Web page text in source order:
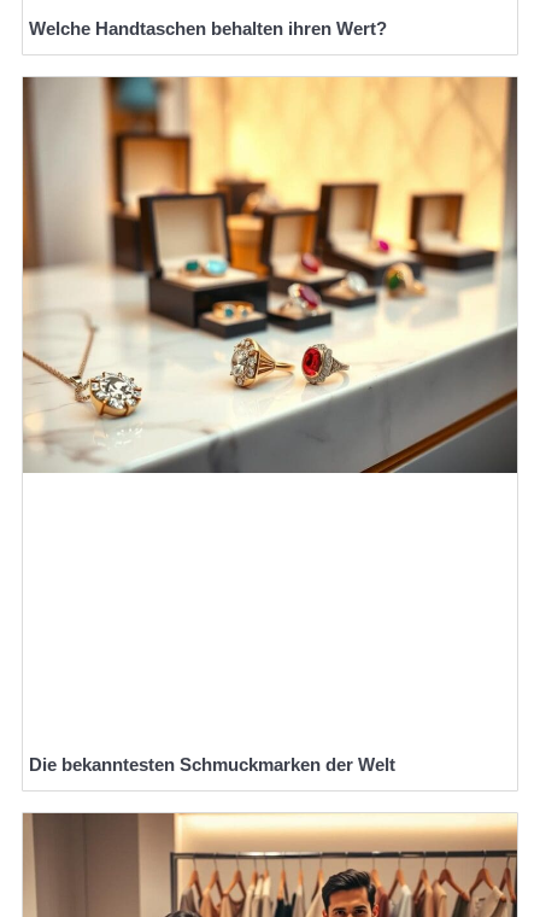
Welche Handtaschen behalten ihren Wert?
Die bekanntesten Schmuckmarken der Welt